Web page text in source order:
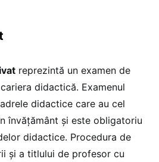
reprezintă un examen de
didactică. Examenul
didactice care au cel
învățământ și este obligatoriu
didactice. Procedura de
și a titlului de profesor cu